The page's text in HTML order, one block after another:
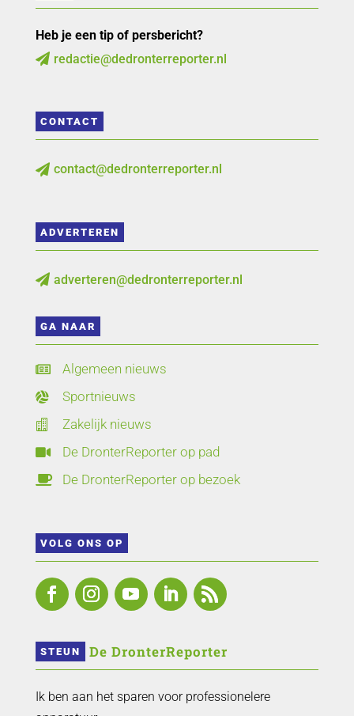
Heb je een tip of persbericht?
 redactie@dedronterreporter.nl
CONTACT
 contact@dedronterreporter.nl
ADVERTEREN
 adverteren@dedronterreporter.nl
GA NAAR
 Algemeen nieuws
 Sportnieuws
 Zakelijk nieuws
 De DronterReporter op pad
 De DronterReporter op bezoek
VOLG ONS OP
STEUN De DronterReporter
Ik ben aan het sparen voor professionelere